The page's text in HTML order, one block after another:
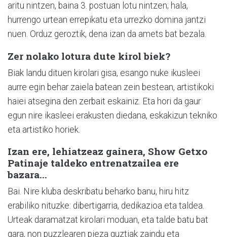
aritu nintzen, baina 3. postuan lotu nintzen; hala,
hurrengo urtean errepikatu eta urrezko domina jantzi
nuen. Orduz geroztik, dena izan da amets bat bezala.
Zer nolako lotura dute kirol biek?
Biak landu dituen kirolari gisa, esango nuke ikusleei
aurre egin behar zaiela batean zein bestean, artistikoki
haiei atsegina den zerbait eskainiz. Eta hori da gaur
egun nire ikasleei erakusten diedana, eskakizun tekniko
eta artistiko horiek.
Izan ere, lehiatzeaz gainera, Show Getxo
Patinaje taldeko entrenatzailea ere
bazara...
Bai. Nire kluba deskribatu beharko banu, hiru hitz
erabiliko nituzke: dibertigarria, dedikazioa eta taldea.
Urteak daramatzat kirolari moduan, eta talde batu bat
gara, non puzzlearen pieza guztiak zaindu eta